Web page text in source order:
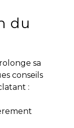
du
sa
conseils
: